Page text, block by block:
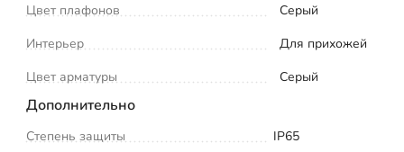
Цвет плафонов
Серый
Интерьер
Для прихожей
Цвет арматуры
Серый
Дополнительно
Степень защиты
IP65